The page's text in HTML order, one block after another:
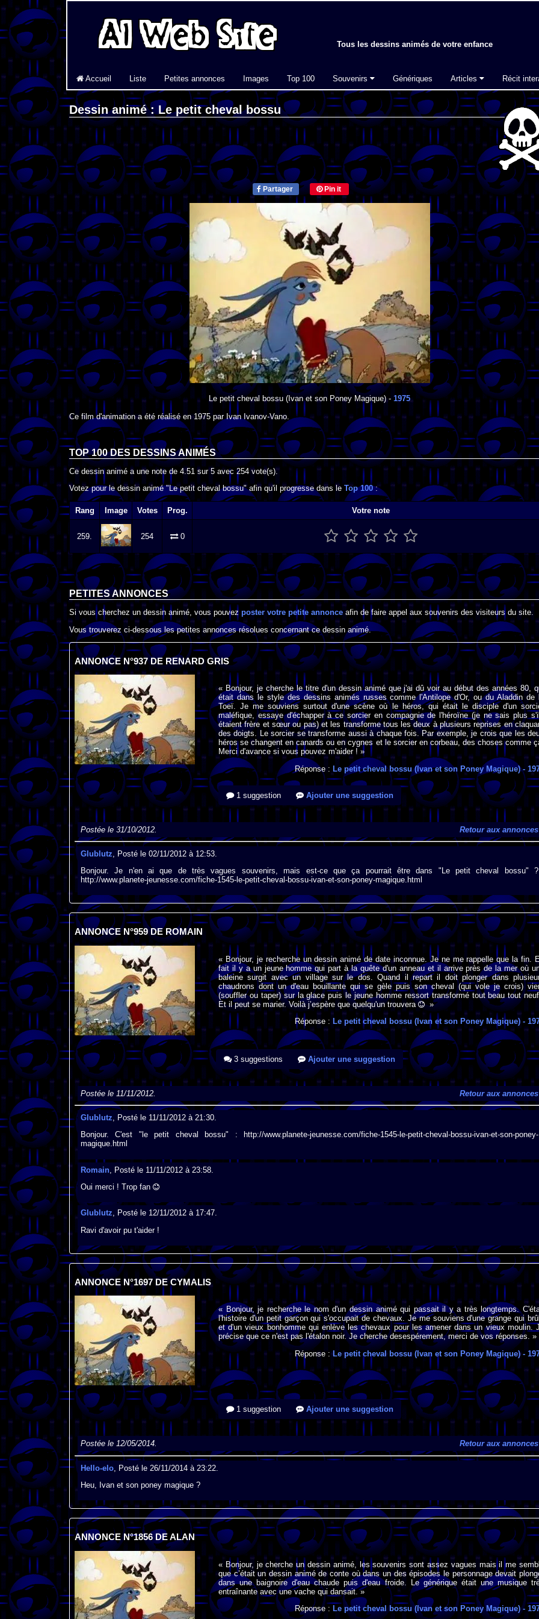
Tous les dessins animés de votre enfance
Accueil Liste Petites annonces Images Top 100 Souvenirs Génériques Articles Récit
Dessin animé : Le petit cheval bossu
Partager Pin it
Le petit cheval bossu (Ivan et son Poney Magique) -1975
Ce film d'animation a été réalisé en1975parIvan Ivanov-Vano.
TOP 100 DES DESSINS ANIMÉS
Ce dessin animé a une note de 4.51 sur5 avec 254vote(s).
Votez pour le dessin animé "Le petit cheval bossu" afin qu'il progresse dans le Top 100:
Rang Image Votes Prog. Votre note
259. 254 0
PETITES ANNONCES
Si vous cherchez un dessin animé, vous pouvez poster votre petite annonce afin de faire appel aux souvenirs des visiteurs du site.
Vous trouverez ci-dessous les petites annonces résolues concernant ce dessin animé.
ANNONCE N°937 DE RENARD GRIS
« Bonjour, je cherche le titre d'un dessin animé que j'ai dû voir au début des années 80,
était dans le style des dessins animés russes comme l'Antilope d'Or, ou du Aladdin de
Toeï. Je me souviens surtout d'une scène où le héros, qui était le disciple d'un
maléfique, essaye d'échapper à ce sorcier en compagnie de l'héroïne (je ne sais plus
étaient frère et sœur ou pas) et les transforme tous les deux à plusieurs reprises en
des doigts. Le sorcier se transforme aussi à chaque fois. Par exemple, je crois que les
héros se changent en canards ou en cygnes et le sorcier en corbeau, des choses comme
Merci d'avance si vous pouvez m'aider ! »
Réponse :Le petit cheval bossu (Ivan et son Poney Magique)-
1 suggestion Ajouter une suggestion
Postée le 31/10/2012. Retour aux annonces
Glublutz , Posté le 02/11/2012 à 12:53.
Bonjour. Je n'en ai que de très vagues souvenirs, mais est-ce que ça pourrait être dans "Le petit cheval bossu" ?
http://www.planete-jeunesse.com/fiche-1545-le-petit-cheval-bossu-ivan-et-son-poney-magique.html
ANNONCE N°959 DE ROMAIN
« Bonjour, je recherche un dessin animé de date inconnue. Je ne me rappelle que la fin.
fait il y a un jeune homme qui part à la quête d'un anneau et il arrive près de la mer où
baleine surgit avec un village sur le dos. Quand il repart il doit plonger dans
chaudrons dont un d'eau bouillante qui se gèle puis son cheval (qui vole je crois)
(souffler ou taper) sur la glace puis le jeune homme ressort transformé tout beau tout
Et il peut se marier. Voilà j’espère que quelqu'un trouvera
»
Réponse : Le petit cheval bossu (Ivan et son Poney Magique) -
3 suggestions Ajouter une suggestion
Postée le 11/11/2012. Retour aux annonces
Glublutz, Posté le 11/11/2012 à 21:30.
Bonjour. C'est "le petit cheval bossu" : http://www.planete-jeunesse.com/fiche-1545-le-petit-cheval-bossu-ivan-et-son-poney-
magique.html
Romain, Posté le 11/11/2012 à 23:58.
Oui merci ! Trop fan
Glublutz, Posté le 12/11/2012 à 17:47.
Ravi d'avoir pu t'aider !
ANNONCE N°1697 DE CYMALIS
« Bonjour, je recherche le nom d'un dessin animé qui passait il y a très longtemps.
l'histoire d'un petit garçon qui s'occupait de chevaux. Je me souviens d'une grange qui
et d'un vieux bonhomme qui enlève les chevaux pour les amener dans un vieux moulin.
précise que ce n'est pas l'étalon noir. Je cherche desespérement, merci de vos réponses. »
Réponse :Le petit cheval bossu (Ivan et son Poney Magique)-
1 suggestion Ajouter une suggestion
Postée le 12/05/2014. Retour aux annonces
Hello-elo, Posté le 26/11/2014 à 23:22.
Heu, Ivan et son poney magique ?
ANNONCE N°1856 DE ALAN
« Bonjour, je cherche un dessin animé, les souvenirs sont assez vagues mais il me
que c’était un dessin animé de conte où dans un des épisodes le personnage devait
dans une baignoire d'eau chaude puis d'eau froide. Le générique était une musique
entraînante avec une vache qui dansait. »
Réponse : Le petit cheval bossu (Ivan et son Poney Magique)-